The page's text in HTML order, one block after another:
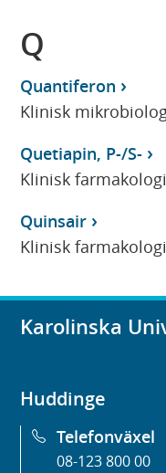
Q
Quantiferon
Klinisk
Quetiapin, P-/S-
Klinisk farmakologi
Quinsair
Klinisk farmakologi
Karolinska
Huddinge
Telefonväxel
08-123 800 00